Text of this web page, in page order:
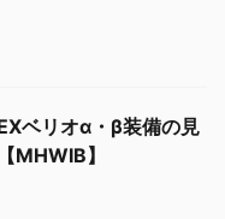
ベリオα・β装備の見
MHWIB】